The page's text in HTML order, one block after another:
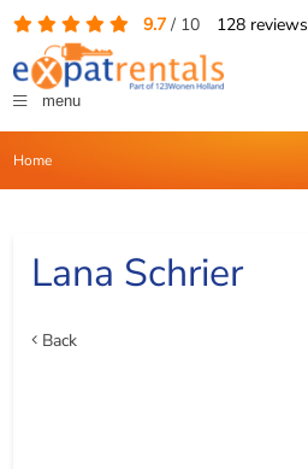
9.7/ 10 128reviews
menu
Home
Lana Schrier
Back